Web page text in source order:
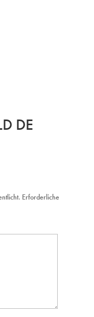
DE
Erforderliche